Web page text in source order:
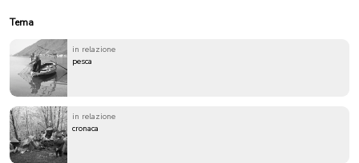
Tema
in relazione
pesca
in relazione
cronaca